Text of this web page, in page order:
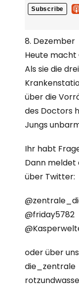
8. Dezember
Heute macht
Als sie die
über die
des Doctors
Jungs
Ihr habt
Dann meldet
über Twitter:
@friday5782
oder über
die_zentrale